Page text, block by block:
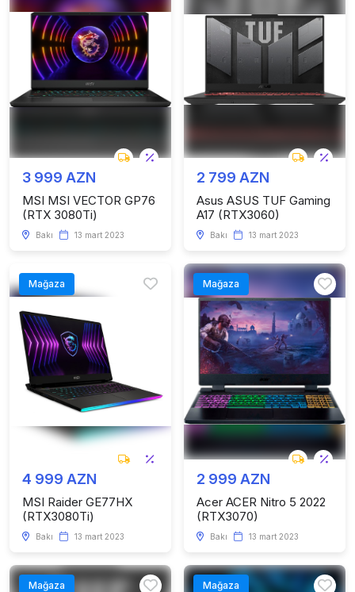
3 999 AZN
MSI MSI VECTOR GP76
(RTX 3080Ti)
Bakı 13 mart 2023
2 799 AZN
Asus ASUS TUF Gaming
A17 (RTX3060)
Bakı 13 mart 2023
Mağaza
4 999 AZN
MSI Raider GE77HX
(RTX3080Ti)
Bakı 13 mart 2023
Mağaza
2 999 AZN
Acer ACER Nitro 5 2022
(RTX3070)
Bakı 13 mart 2023
Mağaza Mağaza